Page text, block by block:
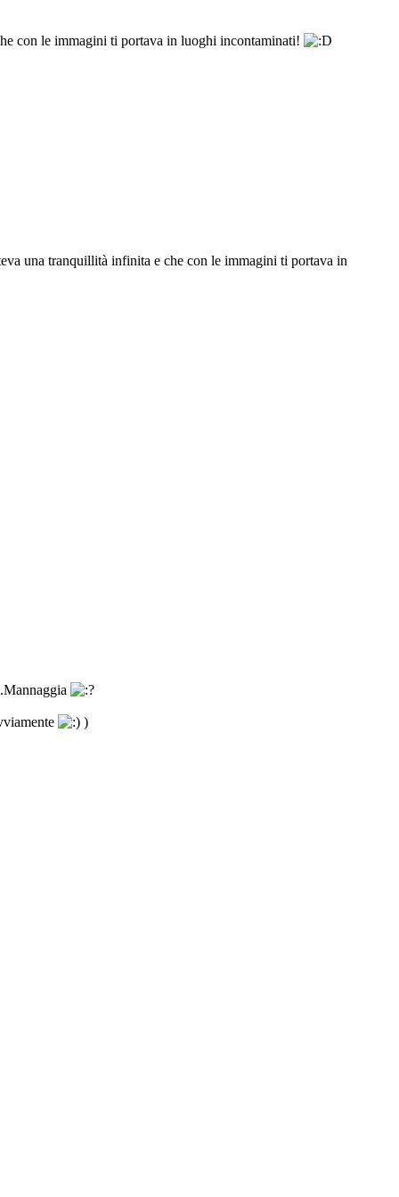
con le immagini ti portava in luoghi incontaminati!
una tranquillità infinita e che con le immagini ti portava in
)